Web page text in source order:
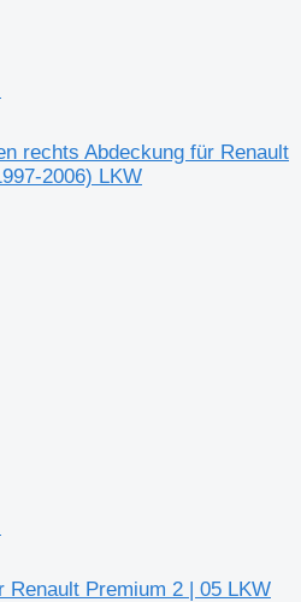
rechts Abdeckung für Renault
2006) LKW
Renault Premium 2 | 05 LKW